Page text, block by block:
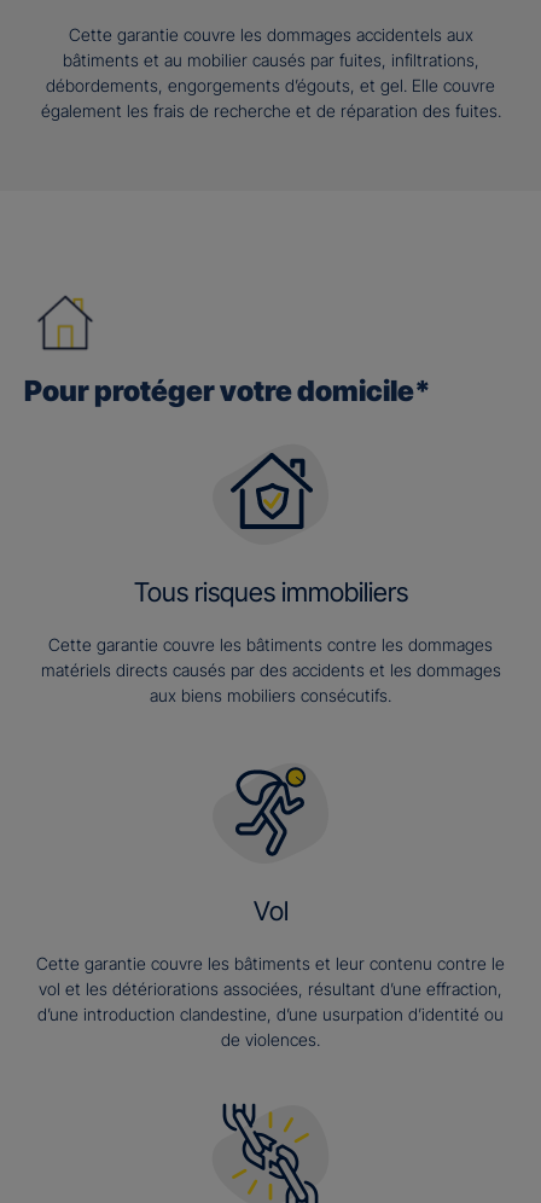
Cette garantie couvre les dommages accidentels aux
bâtiments et au mobilier causés par fuites, infiltrations,
débordements, engorgements d’égouts, et gel. Elle couvre
également les frais de recherche et de réparation des fuites.
Pour protéger votre domicile*
Tous risques immobiliers
Cette garantie couvre les bâtiments contre les dommages
matériels directs causés par des accidents et les dommages
aux biens mobiliers consécutifs.
Vol
Cette garantie couvre les bâtiments et leur contenu contre le
vol et les détériorations associées, résultant d’une effraction,
d’une introduction clandestine, d’une usurpation d’identité ou
de violences.